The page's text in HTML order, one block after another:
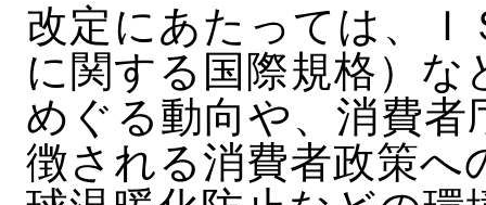
改定にあたっては、Ｉ
に関する国際規格）
めぐる動向や、消費者
徴される消費者政策へ